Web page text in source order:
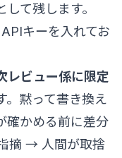
て残します。
キーを入れてお
レビュー係に限定
。黙って書き換え
確かめる前に差分
摘 → 人間が取捨